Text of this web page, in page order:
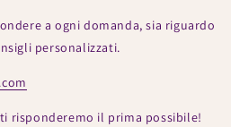
a ogni domanda, sia riguardo
personalizzati.
.com
risponderemo il prima possibile!